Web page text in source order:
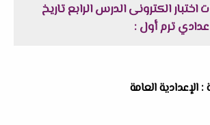
الكترونى الدرس الرابع تاريخ
ترم أول :
: الإعدادية العامة